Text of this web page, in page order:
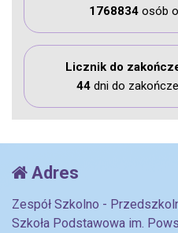
1768834osób
Licznik do
44 dni do
Adres
Zespół Szkolno -
Szkoła Podstawowa im.